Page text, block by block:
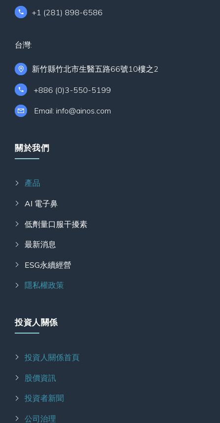
+1 (281) 898-6586
台灣:
新竹縣竹北市生醫五路66號10樓之2
+886 (0)3-550-5199
Email: info@ainos.com
關於我們
產品
AI 電子鼻
低劑量口服干擾素
最新消息
ESG永續經營
隱私權政策
投資人關係
投資人關係首頁
股價資訊
投資者新聞
公司治理